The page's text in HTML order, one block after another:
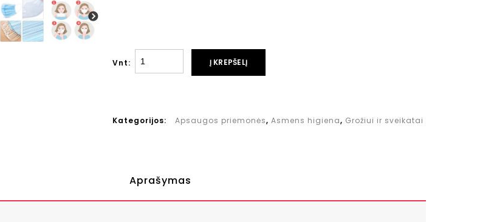
Vnt: Į KREPŠELĮ
Kategorijos: Apsaugos priemonės, Asmens higiena, Grožiui ir sveikatai
Aprašymas